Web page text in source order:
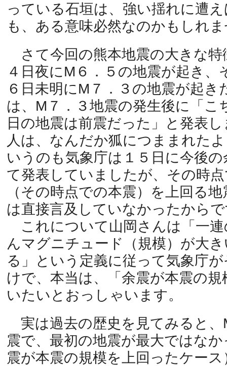
っている石垣は、強い揺れに遭
も、ある意味必然なのかもしれ
さて今回の熊本地震の大きな特
４日夜にM６．５の地震が起き、
６日未明にM７．３の地震が起き
は、M７．３地震の発生後に「こ
日の地震は前震だった」と発表
人は、なんだか狐につままれた
いうのも気象庁は１５日に今後
て発表していましたが、その時
（その時点での本震）を上回る
は直接言及していなかったから
これについて山岡さんは「一
んマグニチュード（規模）が大
る」という定義に従って気象庁
けで、本当は、「余震が本震の
いたいとおっしゃいます。
実は過去の歴史を見てみると、
震で、最初の地震が最大ではな
震が本震の規模を上回ったケー